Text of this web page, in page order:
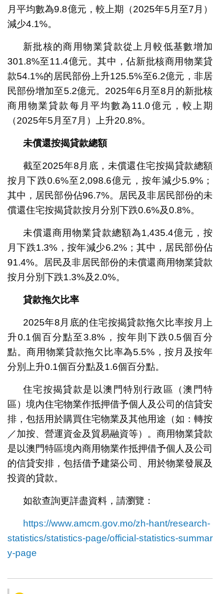
月平均數為9.8億元，較上期（2025年5月至7月）
減少4.1%。
新批核的商用物業貸款從上月較低基數增加
301.8%至11.4億元。其中，佔新批核商用物業貸
款54.1%的居民部份上升125.5%至6.2億元，非居
民部份增加至5.2億元。2025年6月至8月的新批核
商用物業貸款每月平均數為11.0億元，較上期
（2025年5月至7月）上升20.8%。
未償還按揭貸款總額
截至2025年8月底，未償還住宅按揭貸款總額
按月下跌0.6%至2,098.6億元，按年減少5.9%；
其中，居民部份佔96.7%。居民及非居民部份的未
償還住宅按揭貸款按月分別下跌0.6%及0.8%。
未償還商用物業貸款總額為1,435.4億元，按
月下跌1.3%，按年減少6.2%；其中，居民部份佔
91.4%。居民及非居民部份的未償還商用物業貸款
按月分別下跌1.3%及2.0%。
貸款拖欠比率
2025年8月底的住宅按揭貸款拖欠比率按月上
升0.1個百分點至3.8%，按年則下跌0.5個百分
點。商用物業貸款拖欠比率為5.5%，按月及按年
分別上升0.1個百分點及1.6個百分點。
住宅按揭貸款是以澳門特別行政區（澳門特
區）境內住宅物業作抵押借予個人及公司的信貸安
排，包括用於購買住宅物業及其他用途（如：轉按
／加按、營運資金及貿易融資等）。商用物業貸款
是以澳門特區境內商用物業作抵押借予個人及公司
的信貸安排，包括借予建築公司、用於物業發展及
投資的貸款。
如欲查詢更詳盡資料，請瀏覽：
https://www.amcm.gov.mo/zh-hant/research-
statistics/statistics-page/official-statistics-summar
y-page